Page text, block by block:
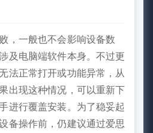
，一般也不会影响设备数
及电脑端软件本身。不过更
法正常打开或功能异常，从
出现这种情况，可以重新下
进行覆盖安装。为了稳妥起
备操作前，仍建议通过爱思